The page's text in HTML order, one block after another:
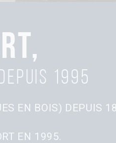
1995
EN BOIS) DEPUIS
EN 1995.